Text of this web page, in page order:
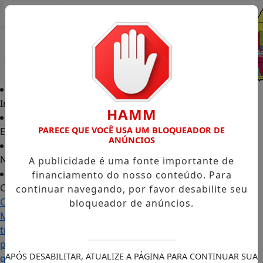
Início
Edições
Notícias
Contato
Carol
Monteiro:
trajetória
política
ganha
HAMM
PARECE QUE VOCÊ USA UM BLOQUEADOR DE
ANÚNCIOS
A publicidade é uma fonte importante de
financiamento do nosso conteúdo. Para
continuar navegando, por favor desabilite seu
bloqueador de anúncios.
APÓS DESABILITAR, ATUALIZE A PÁGINA PARA CONTINUAR SUA